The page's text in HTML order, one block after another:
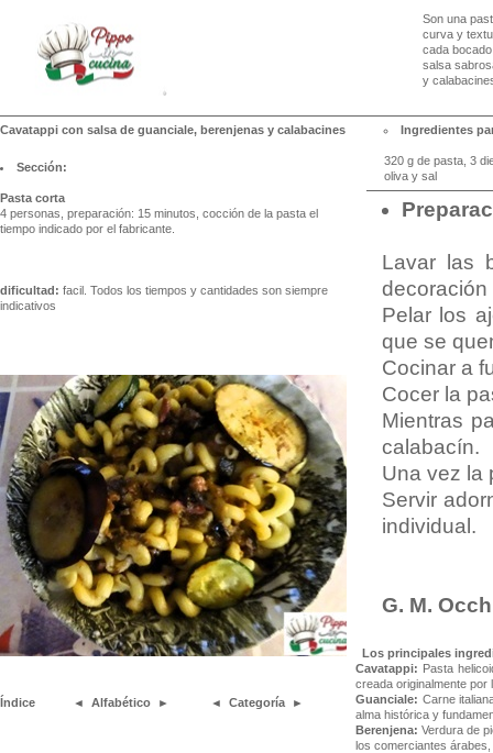
Son una
curva y
cada
salsa
y
Cavatappi con salsa de guanciale, berenjenas y calabacines
Sección:
Pasta corta
4 personas, preparación: 15 minutos, cocción de la pasta el
tiempo indicado por el fabricante.
dificultad: facil. Todos los tiempos y cantidades son siempre
indicativos
Índice ◄ Alfabético ► ◄ Categoría ►
Ingredientes
320 g de pasta, 3
oliva y sal
Lavar las
decoración
Pelar los
que se
Cocinar a
Cocer la
Mientras
calabacín.
Una vez la
Servir
individual.
G. M.
Los principales
Cavatappi: Pasta
creada originalmente por
Guanciale: Carne
alma histórica y
Berenjena:Verdura de
los comerciantes